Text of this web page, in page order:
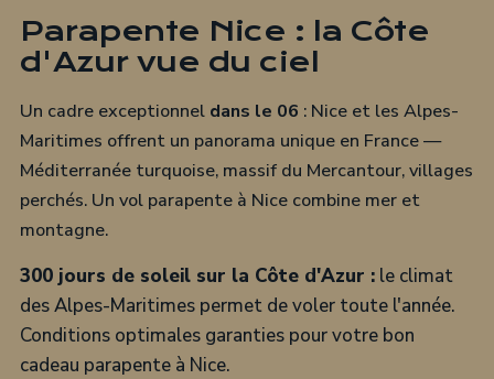
Parapente Nice : la Côte
d'Azur vue du ciel
Un cadre exceptionnel dans le 06 : Nice et les Alpes-
Maritimes offrent un panorama unique en France —
Méditerranée turquoise, massif du Mercantour, villages
perchés. Un vol parapente à Nice combine mer et
montagne.
300 jours de soleil sur la Côte d'Azur :le climat
des Alpes-Maritimes permet de voler toute l'année.
Conditions optimales garanties pour votre bon
cadeau parapente à Nice.